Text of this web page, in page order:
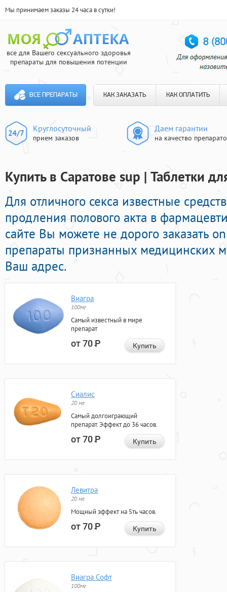
Мы принимаем заказы 24 часа в сутки!
все для Вашего сексуального здоровья
препараты для повышения потенции
ВСЕ ПРЕПАРАТЫ КАК ЗАКАЗАТЬ КАК ОПЛАТИТЬ
Круглосуточный
прием заказов
Даем гарантии
на качество
Купить в Саратове sup | Таблетки
Для отличного секса известные
продления полового акта в
сайте Вы можете не дорого заказать
препараты признанных медицинских
Ваш адрес.
Виагра
100мг
Самый известный в мире
препарат
от 70Р Купить
Сиалис
20 мг
Самый долгоиграющий
препарат. Эффект до 36 часов.
от 70Р Купить
Левитра
20 мг
Мощный эффект на 5ть часов.
от 70Р Купить
Виагра Софт
100мг